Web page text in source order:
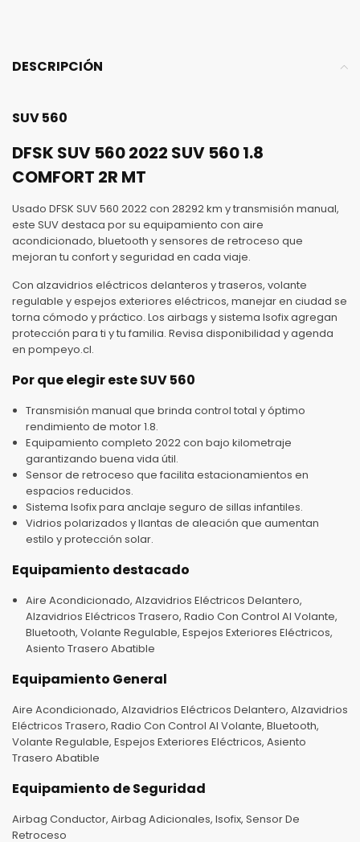
DESCRIPCIÓN
SUV 560
DFSK SUV 560 2022 SUV 560 1.8
COMFORT 2R MT
Usado DFSK SUV 560 2022 con 28292 km y transmisión manual,
este SUV destaca por su equipamiento con aire
acondicionado, bluetooth y sensores de retroceso que
mejoran tu confort y seguridad en cada viaje.
Con alzavidrios eléctricos delanteros y traseros, volante
regulable y espejos exteriores eléctricos, manejar en ciudad se
torna cómodo y práctico. Los airbags y sistema Isofix agregan
protección para ti y tu familia. Revisa disponibilidad y agenda
en pompeyo.cl.
Por que elegir este SUV 560
Transmisión manual que brinda control total y óptimo
rendimiento de motor 1.8.
Equipamiento completo 2022 con bajo kilometraje
garantizando buena vida útil.
Sensor de retroceso que facilita estacionamientos en
espacios reducidos.
Sistema Isofix para anclaje seguro de sillas infantiles.
Vidrios polarizados y llantas de aleación que aumentan
estilo y protección solar.
Equipamiento destacado
Aire Acondicionado, Alzavidrios Eléctricos Delantero,
Alzavidrios Eléctricos Trasero, Radio Con Control Al Volante,
Bluetooth, Volante Regulable, Espejos Exteriores Eléctricos,
Asiento Trasero Abatible
Equipamiento General
Aire Acondicionado, Alzavidrios Eléctricos Delantero, Alzavidrios
Eléctricos Trasero, Radio Con Control Al Volante, Bluetooth,
Volante Regulable, Espejos Exteriores Eléctricos, Asiento
Trasero Abatible
Equipamiento de Seguridad
Airbag Conductor, Airbag Adicionales, Isofix, Sensor De
Retroceso